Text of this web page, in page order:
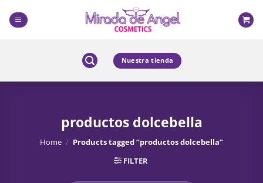
content
Nuestra tienda
productos dolcebella
Home / Products tagged “productos dolcebella”
FILTER